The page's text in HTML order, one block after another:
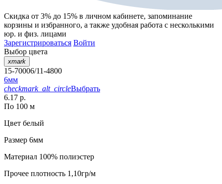
Скидка от 3% до 15% в личном кабинете, запоминание
корзины и избранного, а также удобная работа с несколькими
юр. и физ. лицами
Зарегистрироваться Войти
Выбор цвета
xmark
15-70006/11-4800
6мм
checkmark_alt_circleВыбрать
6.17 р.
По 100 м
Цвет белый
Размер 6мм
Материал 100% полиэстер
Прочее плотность 1,10гр/м